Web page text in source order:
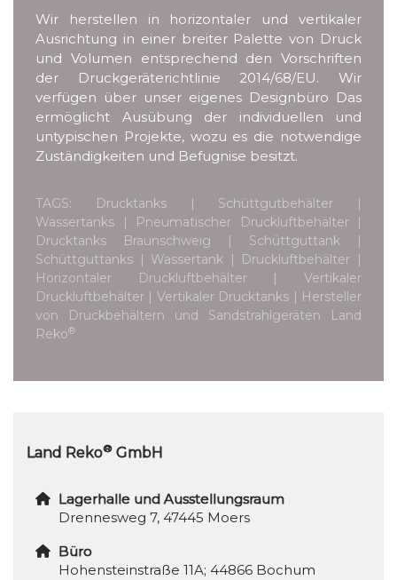
Wir herstellen in horizontaler und vertikaler
Ausrichtung in einer breiter Palette von Druck
und Volumen entsprechend den Vorschriften
der Druckgeräterichtlinie 2014/68/EU. Wir
verfügen über unser eigenes Designbüro Das
ermöglicht Ausübung der individuellen und
untypischen Projekte, wozu es die notwendige
Zuständigkeiten und Befugnise besitzt.
TAGS: Drucktanks | Schüttgutbehälter |
Wassertanks | Pneumatischer Druckluftbehälter |
Drucktanks Braunschweig | Schüttguttank |
Schüttguttanks | Wassertank | Druckluftbehälter |
Horizontaler Druckluftbehälter | Vertikaler
Druckluftbehälter | Vertikaler Drucktanks | Hersteller
von Druckbehältern und Sandstrahlgeräten Land
Reko®
Land Reko® GmbH
Lagerhalle und Ausstellungsraum
Drennesweg 7, 47445 Moers
Büro
Hohensteinstraße 11A; 44866 Bochum